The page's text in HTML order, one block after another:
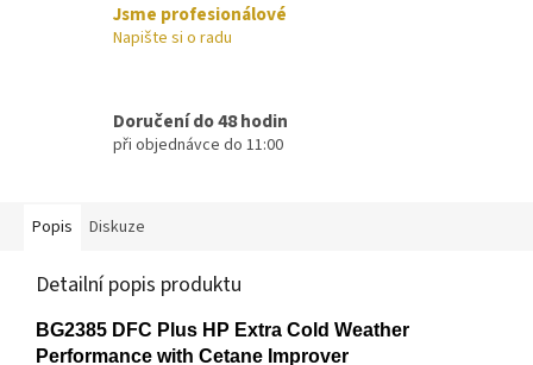
Jsme profesionálové
Napište si o radu
Doručení do 48 hodin
při objednávce do 11:00
Popis Diskuze
Detailní popis produktu
BG2385 DFC Plus HP Extra Cold Weather
Performance with Cetane Improver